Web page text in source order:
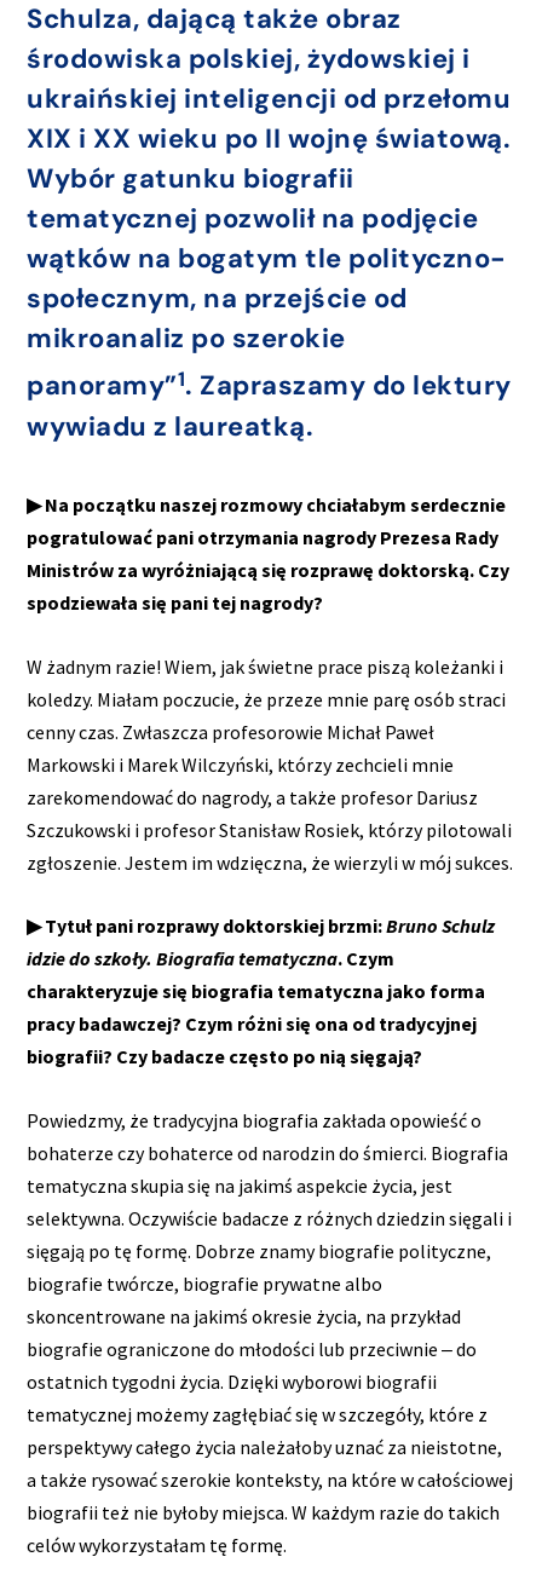
Schulza, dającą także obraz
środowiska polskiej, żydowskiej i
ukraińskiej inteligencji od przełomu
XIX i XX wieku po II wojnę światową.
Wybór gatunku biografii
tematycznej pozwolił na podjęcie
wątków na bogatym tle polityczno-
społecznym, na przejście od
mikroanaliz po szerokie
panoramy”1. Zapraszamy do lektury
wywiadu z laureatką.
▶ Na początku naszej rozmowy chciałabym serdecznie
pogratulować pani otrzymania nagrody Prezesa Rady
Ministrów za wyróżniającą się rozprawę doktorską. Czy
spodziewała się pani tej nagrody?
W żadnym razie! Wiem, jak świetne prace piszą koleżanki i
koledzy. Miałam poczucie, że przeze mnie parę osób straci
cenny czas. Zwłaszcza profesorowie Michał Paweł
Markowski i Marek Wilczyński, którzy zechcieli mnie
zarekomendować do nagrody, a także profesor Dariusz
Szczukowski i profesor Stanisław Rosiek, którzy pilotowali
zgłoszenie. Jestem im wdzięczna, że wierzyli w mój sukces.
▶ Tytuł pani rozprawy doktorskiej brzmi:Bruno Schulz
idzie do szkoły. Biografia tematyczna. Czym
charakteryzuje się biografia tematyczna jako forma
pracy badawczej? Czym różni się ona od tradycyjnej
biografii? Czy badacze często po nią sięgają?
Powiedzmy, że tradycyjna biografia zakłada opowieść o
bohaterze czy bohaterce od narodzin do śmierci. Biografia
tematyczna skupia się na jakimś aspekcie życia, jest
selektywna. Oczywiście badacze z różnych dziedzin sięgali i
sięgają po tę formę. Dobrze znamy biografie polityczne,
biografie twórcze, biografie prywatne albo
skoncentrowane na jakimś okresie życia, na przykład
biografie ograniczone do młodości lub przeciwnie ‒ do
ostatnich tygodni życia. Dzięki wyborowi biografii
tematycznej możemy zagłębiać się w szczegóły, które z
perspektywy całego życia należałoby uznać za nieistotne,
a także rysować szerokie konteksty, na które w całościowej
biografii też nie byłoby miejsca. W każdym razie do takich
celów wykorzystałam tę formę.